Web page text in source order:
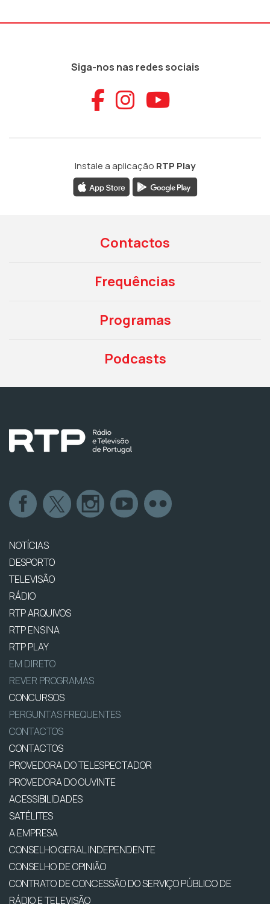
Siga-nos nas redes sociais
Aceder ao
Aceder ao
Aceder
Instale a aplicação RTP Play
Contactos
Frequências
Programas
Podcasts
NOTÍCIAS
DESPORTO
TELEVISÃO
RÁDIO
RTP ARQUIVOS
RTP ENSINA
RTP PLAY
EM DIRETO
REVER PROGRAMAS
CONCURSOS
PERGUNTAS FREQUENTES
CONTACTOS
CONTACTOS
PROVEDORA DO TELESPECTADOR
PROVEDORA DO OUVINTE
ACESSIBILIDADES
SATÉLITES
A EMPRESA
CONSELHO GERAL INDEPENDENTE
CONSELHO DE OPINIÃO
CONTRATO DE CONCESSÃO DO SERVIÇO PÚBLICO DE
RÁDIO E TELEVISÃO